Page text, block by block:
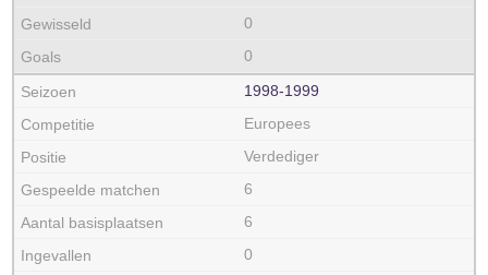
0
0
1998‑1999
Europees
Verdediger
6
6
0